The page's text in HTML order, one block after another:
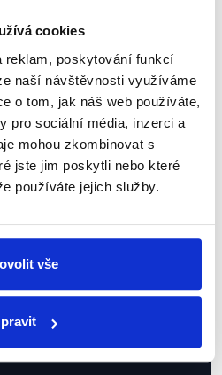
cookies
reklam, poskytování funkcí
naší návštěvnosti využíváme
o tom, jak náš web používáte,
pro sociální média, inzerci a
mohou zkombinovat s
jste jim poskytli nebo které
používáte jejich služby.
vše
události
našich
podpoříte naši